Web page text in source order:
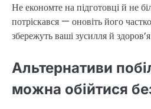
Не економте на підготовці й не
потріскався — оновіть його
збережуть ваші зусилля й
Альтернативи
можна обійтися